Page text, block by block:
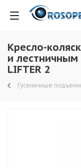
Кресло-
и
LIFTER 2
Гусеничные